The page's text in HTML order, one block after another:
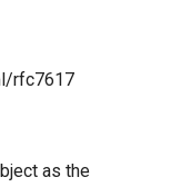
rfc7617
as the